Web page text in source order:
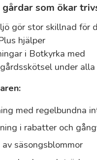
som ökar
gör stor skillnad för
hjälper
i Botkyrka med
under
med regelbundna
i rabatter och
säsongsblommor